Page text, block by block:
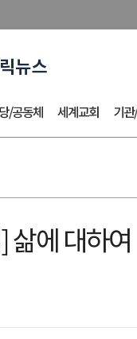
/공동체 세계교회 기관
삶에 대하여